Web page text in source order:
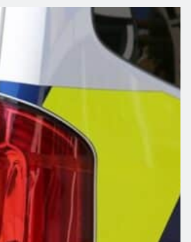
Jetzt Bis Zu 13
Prozent